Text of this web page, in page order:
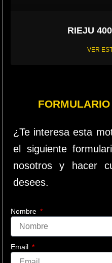
RIEJU
VER
¿Te interesa esta
el siguiente
nosotros y hacer
desees.
Nombre
Email